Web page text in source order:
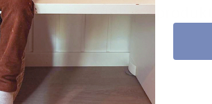
Ähnliche produkte